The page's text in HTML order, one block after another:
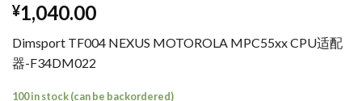
¥1,040.00
Dimsport TF004 NEXUS MOTOROLA MPC55xx CPU适配
器-F34DM022
100 in stock (can be backordered)